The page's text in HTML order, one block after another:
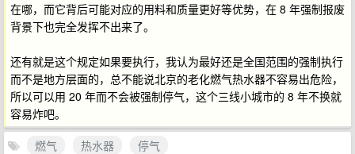
在哪，而它背后可能对应的用料和质量更好等优势，在 8 年强制报废
背景下也完全发挥不出来了。
还有就是这个规定如果要执行，我认为最好还是全国范围的强制执行
而不是地方层面的，总不能说北京的老化燃气热水器不容易出危险，
所以可以用 20 年而不会被强制停气，这个三线小城市的 8 年不换就
容易炸吧。
燃气
热水器
停气